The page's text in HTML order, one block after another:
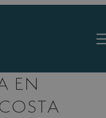
EN